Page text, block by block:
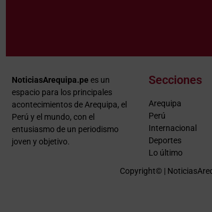
NoticiasArequipa.pe es un
espacio para los principales
acontecimientos de Arequipa, el
Perú y el mundo, con el
entusiasmo de un periodismo
joven y objetivo.
Secciones
Arequipa
Perú
Internacional
Deportes
Lo último
Copyright© |